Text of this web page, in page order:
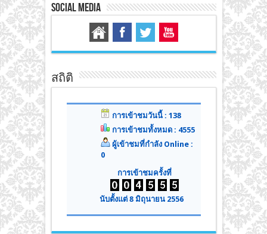
Social Media
สถิติ
การเข้าชมวันนี้ : 138
การเข้าชมทั้งหมด : 4555
ผู้เข้าชมที่กำลัง Online :
0
การเข้าชมครั้งที่
นับตั้งแต่ 8 มิถุนายน 2556